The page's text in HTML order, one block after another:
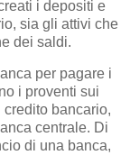
i depositi e
sia gli attivi che
dei saldi.
per pagare i
i proventi sui
bancario,
centrale. Di
di una banca,